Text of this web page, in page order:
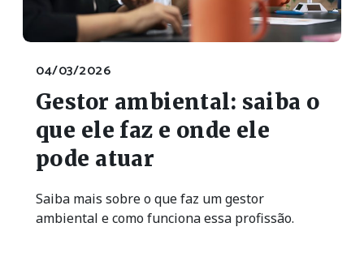
04/03/2026
Gestor ambiental: saiba o
que ele faz e onde ele
pode atuar
Saiba mais sobre o que faz um gestor
ambiental e como funciona essa profissão.